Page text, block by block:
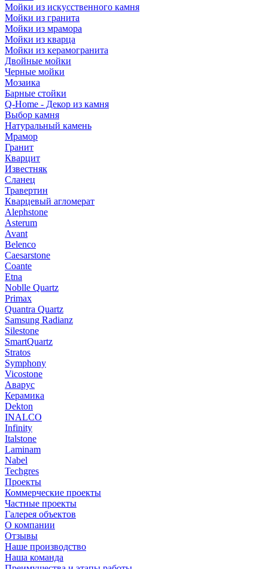
Мойки из искусственного камня
Мойки из гранита
Мойки из мрамора
Мойки из кварца
Мойки из керамогранита
Двойные мойки
Черные мойки
Мозаика
Барные стойки
Q-Home - Декор из камня
Выбор камня
Натуральный камень
Мрамор
Гранит
Кварцит
Известняк
Сланец
Травертин
Кварцевый агломерат
Alephstone
Asterum
Avant
Belenco
Caesarstone
Coante
Etna
Noblle Quartz
Primax
Quantra Quartz
Samsung Radianz
Silestone
SmartQuartz
Stratos
Symphony
Vicostone
Аварус
Керамика
Dekton
INALCO
Infinity
Italstone
Laminam
Nabel
Techgres
Проекты
Коммерческие проекты
Частные проекты
Галерея объектов
О компании
Отзывы
Наше производство
Наша команда